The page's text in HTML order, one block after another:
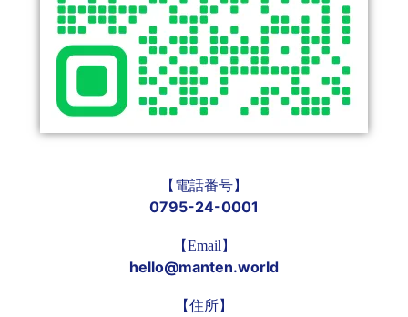
【電話番号】
0795-24-0001
【Email】
hello@manten.world
【住所】